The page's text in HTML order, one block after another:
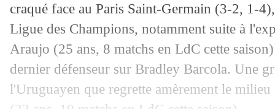
craqué face au Paris Saint-Germain (3-2, 1-
Ligue des Champions, notamment suite à
Araujo (25 ans, 8 matchs en LdC cette
dernier défenseur sur Bradley Barcola. Une
l'Uruguayen que regrette amèrement le
17/04 OM: Gasset ne se projette pas sur
17/04 VIDEO: le Barça sorti, Alfredo Duro
17/04 PSG: Donnarumma a eu du mal